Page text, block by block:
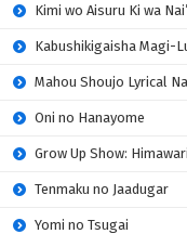
Kimi wo Aisuru Ki wa Nai” to Itta Jiki
Kabushikigaisha Magi-
Mahou Shoujo Lyrical Nanoha
Oni no Hanayome
Grow Up Show:
Tenmaku no Jaadugar
Yomi no Tsugai